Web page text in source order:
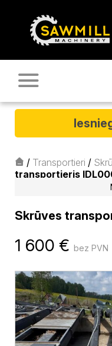
/ Transportieri /
transportieris
Skrūves
1 600 € bez PVN